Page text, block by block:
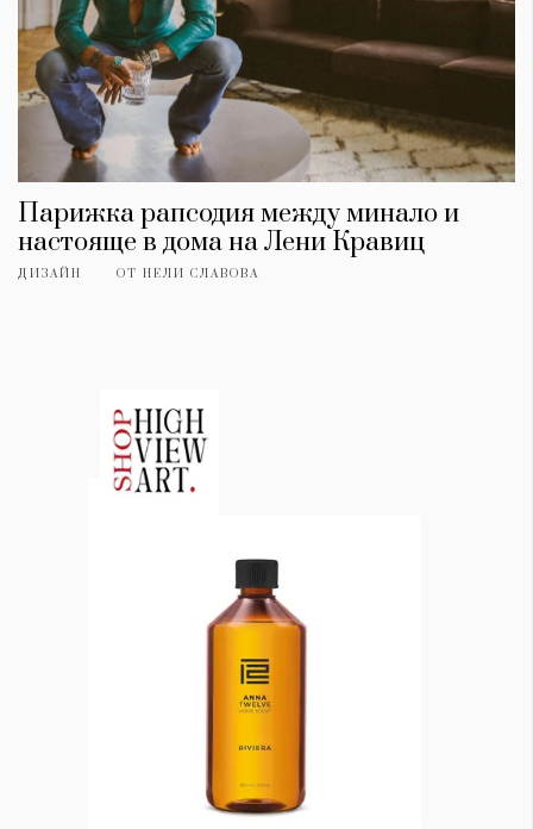
Парижка рапсодия между минало и
настояще в дома на Лени Кравиц
ДИЗАЙН ОТ НЕЛИ СЛАВОВА